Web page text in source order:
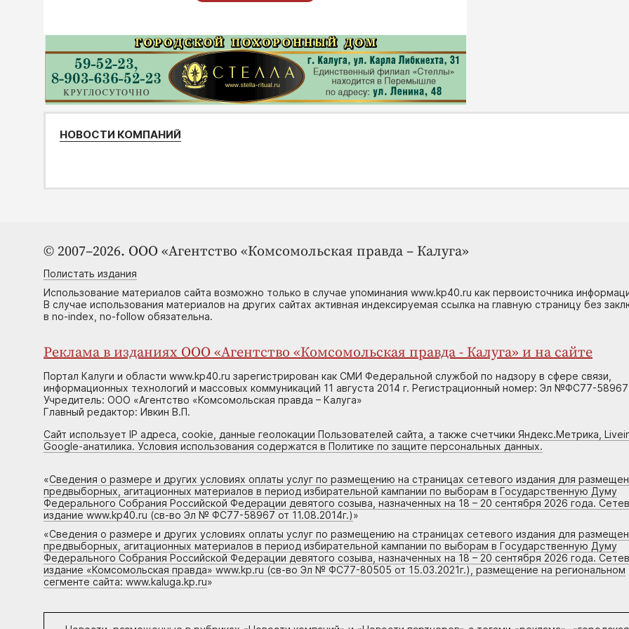
НОВОСТИ КОМПАНИЙ
© 2007–2026. ООО «Агентство «Комсомольская правда – Калуга»
Полистать издания
Использование материалов сайта возможно только в случае упоминания www.kp40.ru как первоисточника
В случае использования материалов на других сайтах активная индексируемая ссылка на главную страницу без
в no-index, no-follow обязательна.
Реклама в изданиях ООО «Агентство «Комсомольская правда - Калуга» и на сайте
Портал Калуги и области www.kp40.ru зарегистрирован как СМИ Федеральной службой по надзору в сфере связи,
информационных технологий и массовых коммуникаций 11 августа 2014 г. Регистрационный номер: Эл №ФС77-58967
Учредитель: ООО «Агентство «Комсомольская правда – Калуга»
Главный редактор: Ивкин В.П.
Сайт использует IP адреса, cookie, данные геолокации Пользователей сайта, а также счетчики Яндекс.Метрика,
Google-анатилика. Условия использования содержатся в Политике по защите персональных данных.
«Сведения о размере и других условиях оплаты услуг по размещению на страницах сетевого издания для
предвыборных, агитационных материалов в период избирательной кампании по выборам в Государственную Думу
Федерального Собрания Российской Федерации девятого созыва, назначенных на 18 – 20 сентября 2026 года.
издание www.kp40.ru (св-во Эл № ФС77-58967 от 11.08.2014г.)»
«Сведения о размере и других условиях оплаты услуг по размещению на страницах сетевого издания для
предвыборных, агитационных материалов в период избирательной кампании по выборам в Государственную Думу
Федерального Собрания Российской Федерации девятого созыва, назначенных на 18 – 20 сентября 2026 года.
издание «Комсомольская правда» www.kp.ru (св-во Эл № ФС77-80505 от 15.03.2021г.), размещение на региональном
сегменте сайта: www.kaluga.kp.ru»